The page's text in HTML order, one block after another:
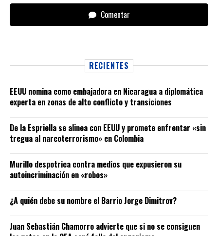
Comentar
RECIENTES
EEUU nomina como embajadora en Nicaragua a diplomática
experta en zonas de alto conflicto y transiciones
De la Espriella se alinea con EEUU y promete enfrentar «sin
tregua al narcoterrorismo» en Colombia
Murillo despotrica contra medios que expusieron su
autoincriminación en «robos»
¿A quién debe su nombre el Barrio Jorge Dimitrov?
Juan Sebastián Chamorro advierte que si no se consiguen